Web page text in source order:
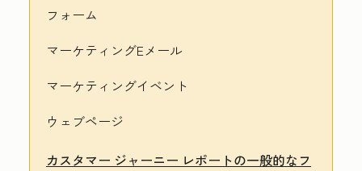
フォーム
マーケティングEメール
マーケティングイベント
ウェブページ
カスタマー ジャーニー レポートの一般的なフ